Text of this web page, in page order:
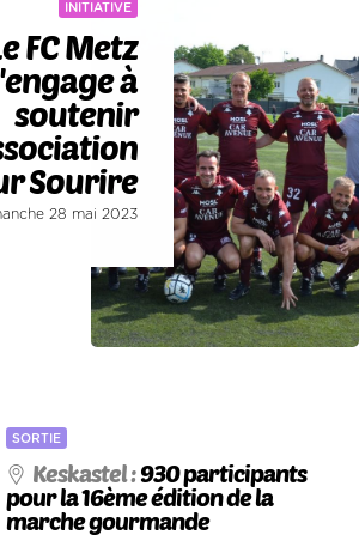
INITIATIVE
FC Metz
à
soutenir
Sourire
28 mai 2023
SORTIE
Keskastel :930 participants
pour la 16ème édition de la
marche gourmande